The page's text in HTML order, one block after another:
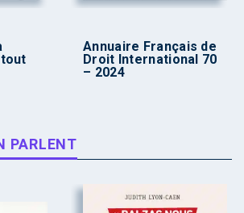
Annuaire Français de
Droit International 70
– 2024
PARLENT